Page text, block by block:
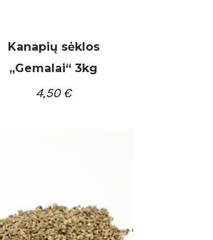
Kanapių sėklos
,,Gemalai“ 3kg
4,50€